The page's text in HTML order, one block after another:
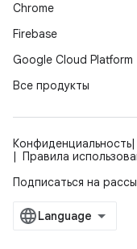
Chrome
Firebase
Google Cloud Platform
Все продукты
Конфиденциальность
Правила
Подписаться на